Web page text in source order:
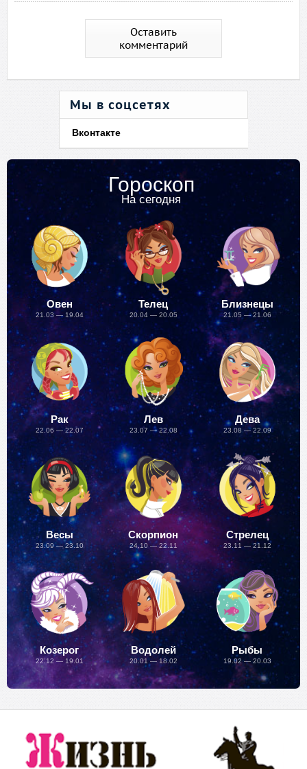
Оставить
комментарий
Мы в соцсетях
Вконтакте
Гороскоп
На сегодня
Овен
21.03 — 19.04
Телец
20.04 — 20.05
Близнецы
21.05 — 21.06
Рак
22.06 — 22.07
Лев
23.07 — 22.08
Дева
23.08 — 22.09
Весы
23.09 — 23.10
Скорпион
24.10 — 22.11
Стрелец
23.11 — 21.12
Козерог
22.12 — 19.01
Водолей
20.01 — 18.02
Рыбы
19.02 — 20.03